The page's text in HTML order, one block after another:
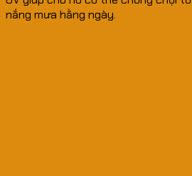
nắng mưa hằng ngày.